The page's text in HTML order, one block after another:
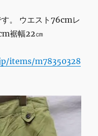
。 ウエスト76cmレ
裾幅22㎝
items/m78350328